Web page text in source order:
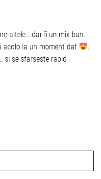
altele… dar îi un mix bun,
acolo la un moment dat
.
si se sfarseste rapid